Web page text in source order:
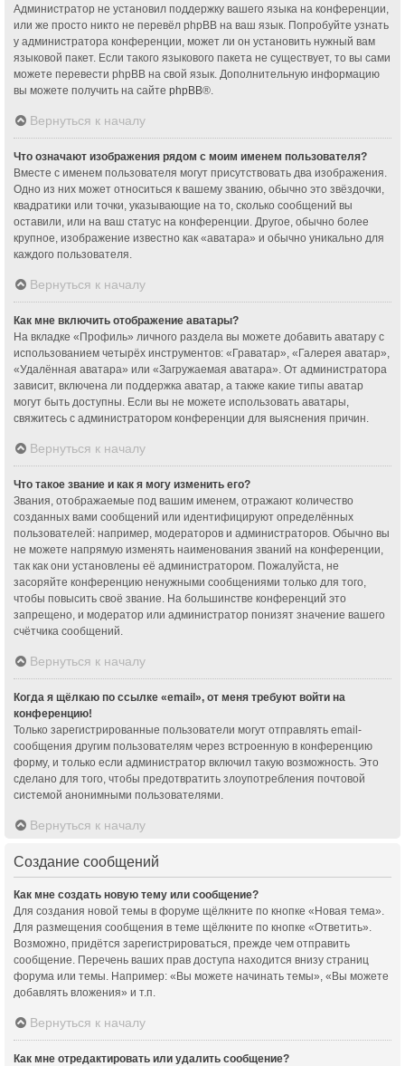
Администратор не установил поддержку вашего языка на конференции,
или же просто никто не перевёл phpBB на ваш язык. Попробуйте узнать
у администратора конференции, может ли он установить нужный вам
языковой пакет. Если такого языкового пакета не существует, то вы сами
можете перевести phpBB на свой язык. Дополнительную информацию
вы можете получить на сайте phpBB®.
Вернуться к началу
Что означают изображения рядом с моим именем пользователя?
Вместе с именем пользователя могут присутствовать два изображения.
Одно из них может относиться к вашему званию, обычно это звёздочки,
квадратики или точки, указывающие на то, сколько сообщений вы
оставили, или на ваш статус на конференции. Другое, обычно более
крупное, изображение известно как «аватара» и обычно уникально для
каждого пользователя.
Вернуться к началу
Как мне включить отображение аватары?
На вкладке «Профиль» личного раздела вы можете добавить аватару с
использованием четырёх инструментов: «Граватар», «Галерея аватар»,
«Удалённая аватара» или «Загружаемая аватара». От администратора
зависит, включена ли поддержка аватар, а также какие типы аватар
могут быть доступны. Если вы не можете использовать аватары,
свяжитесь с администратором конференции для выяснения причин.
Вернуться к началу
Что такое звание и как я могу изменить его?
Звания, отображаемые под вашим именем, отражают количество
созданных вами сообщений или идентифицируют определённых
пользователей: например, модераторов и администраторов. Обычно вы
не можете напрямую изменять наименования званий на конференции,
так как они установлены её администратором. Пожалуйста, не
засоряйте конференцию ненужными сообщениями только для того,
чтобы повысить своё звание. На большинстве конференций это
запрещено, и модератор или администратор понизят значение вашего
счётчика сообщений.
Вернуться к началу
Когда я щёлкаю по ссылке «email», от меня требуют войти на
конференцию!
Только зарегистрированные пользователи могут отправлять email-
сообщения другим пользователям через встроенную в конференцию
форму, и только если администратор включил такую возможность. Это
сделано для того, чтобы предотвратить злоупотребления почтовой
системой анонимными пользователями.
Вернуться к началу
Создание сообщений
Как мне создать новую тему или сообщение?
Для создания новой темы в форуме щёлкните по кнопке «Новая тема».
Для размещения сообщения в теме щёлкните по кнопке «Ответить».
Возможно, придётся зарегистрироваться, прежде чем отправить
сообщение. Перечень ваших прав доступа находится внизу страниц
форума или темы. Например: «Вы можете начинать темы», «Вы можете
добавлять вложения» и т.п.
Вернуться к началу
Как мне отредактировать или удалить сообщение?